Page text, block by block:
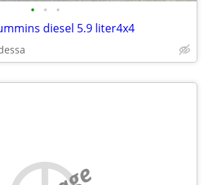
• • •
diesel 5.9 liter4x4